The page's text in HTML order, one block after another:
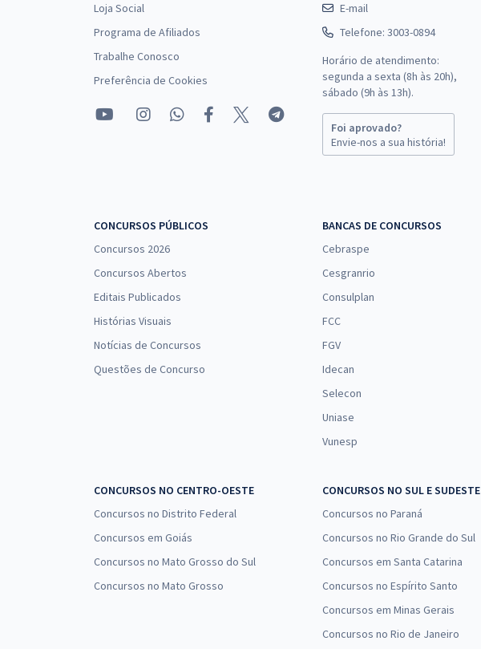
Loja Social
Programa de Afiliados
Trabalhe Conosco
Preferência de Cookies
E-mail
Telefone: 3003-0894
Horário de atendimento:
segunda a sexta (8h às 20h),
sábado (9h às 13h).
Foi aprovado?
Envie-nos a sua história!
CONCURSOS PÚBLICOS
Concursos 2026
Concursos Abertos
Editais Publicados
Histórias Visuais
Notícias de Concursos
Questões de Concurso
BANCAS DE CONCURSOS
Cebraspe
Cesgranrio
Consulplan
FCC
FGV
Idecan
Selecon
Uniase
Vunesp
CONCURSOS NO CENTRO-OESTE
Concursos no Distrito Federal
Concursos em Goiás
Concursos no Mato Grosso do Sul
Concursos no Mato Grosso
CONCURSOS NO SUL E SUDESTE
Concursos no Paraná
Concursos no Rio Grande do Sul
Concursos em Santa Catarina
Concursos no Espírito Santo
Concursos em Minas Gerais
Concursos no Rio de Janeiro